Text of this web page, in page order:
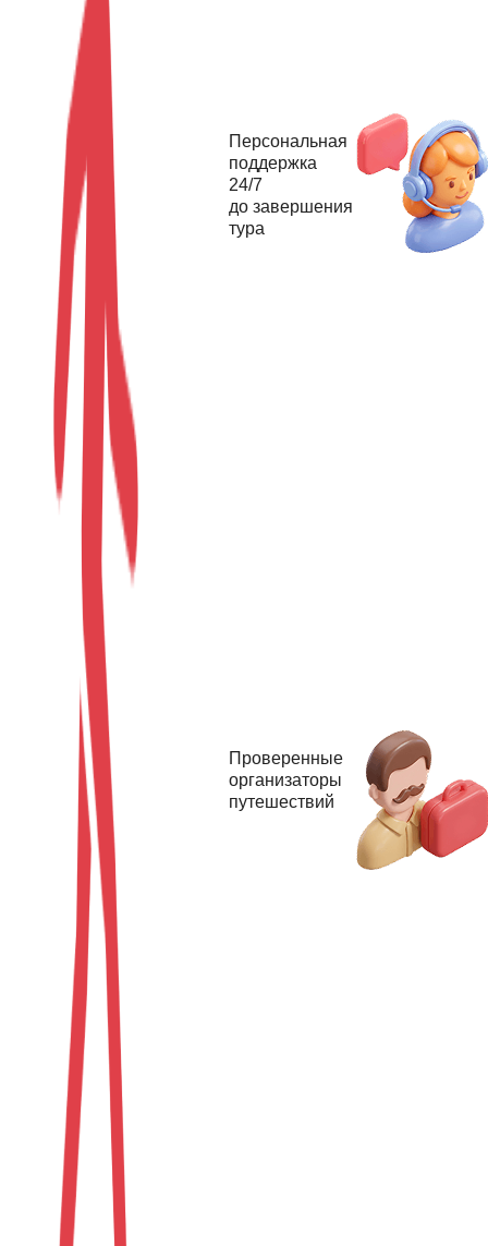
Персональная
поддержка
24/7
до завершения
тура
Проверенные
организаторы
путешествий